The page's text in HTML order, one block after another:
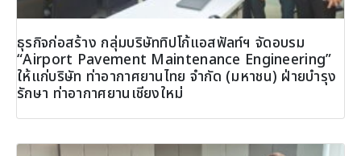
ธุรกิจก่อสร้าง กลุ่มบริษัททิปโก้แอสฟัลท์ฯ จัดอบรม
“Airport Pavement Maintenance Engineering”
ให้แก่บริษัท ท่าอากาศยานไทย จำกัด (มหาชน) ฝ่ายบำรุง
รักษา ท่าอากาศยานเชียงใหม่